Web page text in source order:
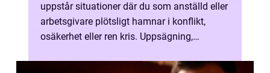
uppstår situationer där du som anställd eller
arbetsgivare plötsligt hamnar i konflikt,
osäkerhet eller ren kris. Uppsägning,